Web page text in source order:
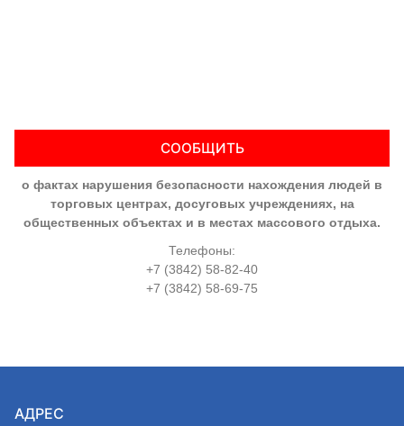
СООБЩИТЬ
о фактах нарушения безопасности нахождения людей в
торговых центрах, досуговых учреждениях, на
общественных объектах и в местах массового отдыха.
Телефоны:
+7 (3842) 58-82-40
+7 (3842) 58-69-75
АДРЕС